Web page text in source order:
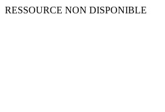
RESSOURCE NON DISPONIBLE